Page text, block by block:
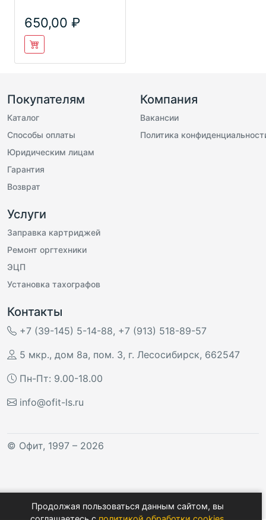
650,00
Продолжая пользоваться данным сайтом, вы
Покупателям
Каталог
Способы оплаты
Юридическим лицам
Гарантия
Возврат
Компания
Вакансии
Политика
Услуги
Заправка картриджей
Ремонт оргтехники
ЭЦП
Установка тахографов
Контакты
+7 (39-145) 5-14-88, +7 (913) 518-89-57
5 мкр., дом 8а, пом. 3, г. Лесосибирск, 662547
Пн-Пт: 9.00-18.00
info@ofit-ls.ru
© Офит, 1997 – 2026